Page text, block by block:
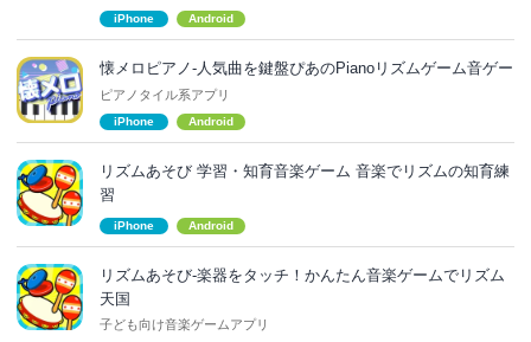
iPhone Android
懐メロピアノ-人気曲を鍵盤ぴあのPianoリズムゲーム音ゲー
ピアノタイル系アプリ
iPhone Android
リズムあそび 学習・知育音楽ゲーム 音楽でリズムの知育練
習
iPhone Android
リズムあそび-楽器をタッチ！かんたん音楽ゲームでリズム
天国
子ども向け音楽ゲームアプリ